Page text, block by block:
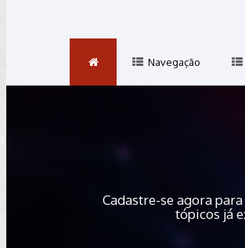
Navegação
Cadastre-se agora
tópicos já